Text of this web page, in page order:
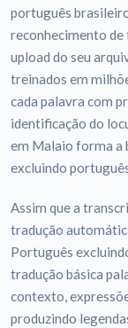
português
reconhecimento de
upload do seu
treinados em
cada palavra com
identificação do
em Malaio forma a
excluindo
Assim que a
tradução
Português
tradução básica
contexto,
produzindo